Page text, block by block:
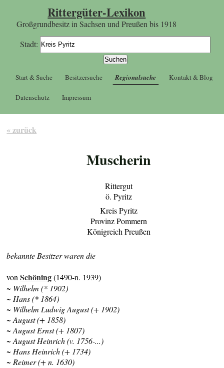
Rittergüter-Lexikon
Großgrundbesitz in Sachsen und Preußen bis 1918
Stadt:
Start & Suche Besitzersuche Regionalsuche Kontakt & Blog
Datenschutz Impressum
« zurück
Muscherin
Rittergut
ö. Pyritz
Kreis Pyritz
Provinz Pommern
Königreich Preußen
bekannte Besitzer waren die
vonSchöning(1490-n. 1939)
~ Wilhelm (* 1902)
~ Hans (* 1864)
~ Wilhelm Ludwig August (+ 1902)
~ August (+ 1858)
~ August Ernst (+ 1807)
~ August Heinrich (v. 1756-...)
~ Hans Heinrich (+ 1734)
~ Reimer (+ n. 1630)